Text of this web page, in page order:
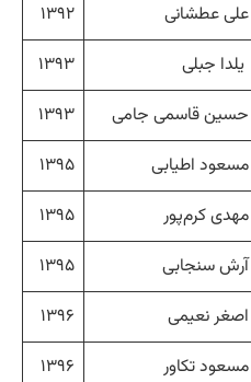
علی عطشانی
۱۳۹۲
یلدا جبلی
۱۳۹۳
حسین قاسمی جامی
۱۳۹۳
مسعود اطیابی
۱۳۹۵
مهدی کرم‌پور
۱۳۹۵
آرش سنجابی
۱۳۹۵
اصغر نعیمی
۱۳۹۶
مسعود تکاور
۱۳۹۶